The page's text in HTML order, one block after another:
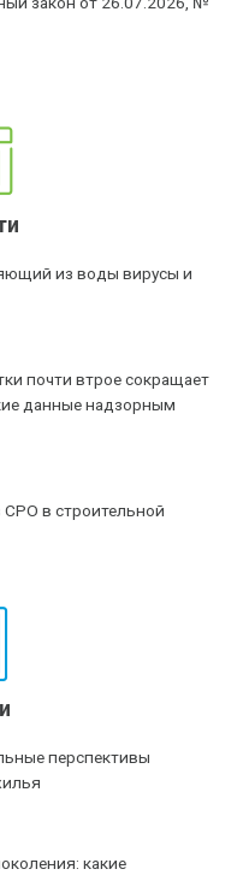
из воды вирусы и
почти втрое сокращает
данные надзорным
в строительной
перспективы
какие